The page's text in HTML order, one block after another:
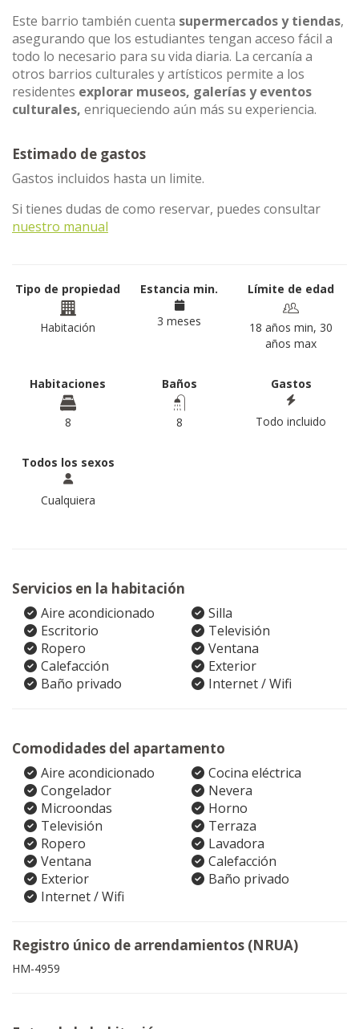
Este barrio también cuenta supermercados y tiendas,
asegurando que los estudiantes tengan acceso fácil a
todo lo necesario para su vida diaria. La cercanía a
otros barrios culturales y artísticos permite a los
residentes explorar museos, galerías y eventos
culturales, enriqueciendo aún más su experiencia.
Estimado de gastos
Gastos incluidos hasta un limite.
Si tienes dudas de como reservar, puedes consultar
nuestro manual
Tipo de propiedad
Habitación
Estancia min.
3 meses
Límite de edad
18 años min, 30
años max
Habitaciones
8
Baños
8
Gastos
Todo incluido
Todos los sexos
Cualquiera
Servicios en la habitación
Aire acondicionado
Silla
Escritorio
Televisión
Ropero
Ventana
Calefacción
Exterior
Baño privado
Internet / Wifi
Comodidades del apartamento
Aire acondicionado
Cocina eléctrica
Congelador
Nevera
Microondas
Horno
Televisión
Terraza
Ropero
Lavadora
Ventana
Calefacción
Exterior
Baño privado
Internet / Wifi
Registro único de arrendamientos (NRUA)
HM-4959